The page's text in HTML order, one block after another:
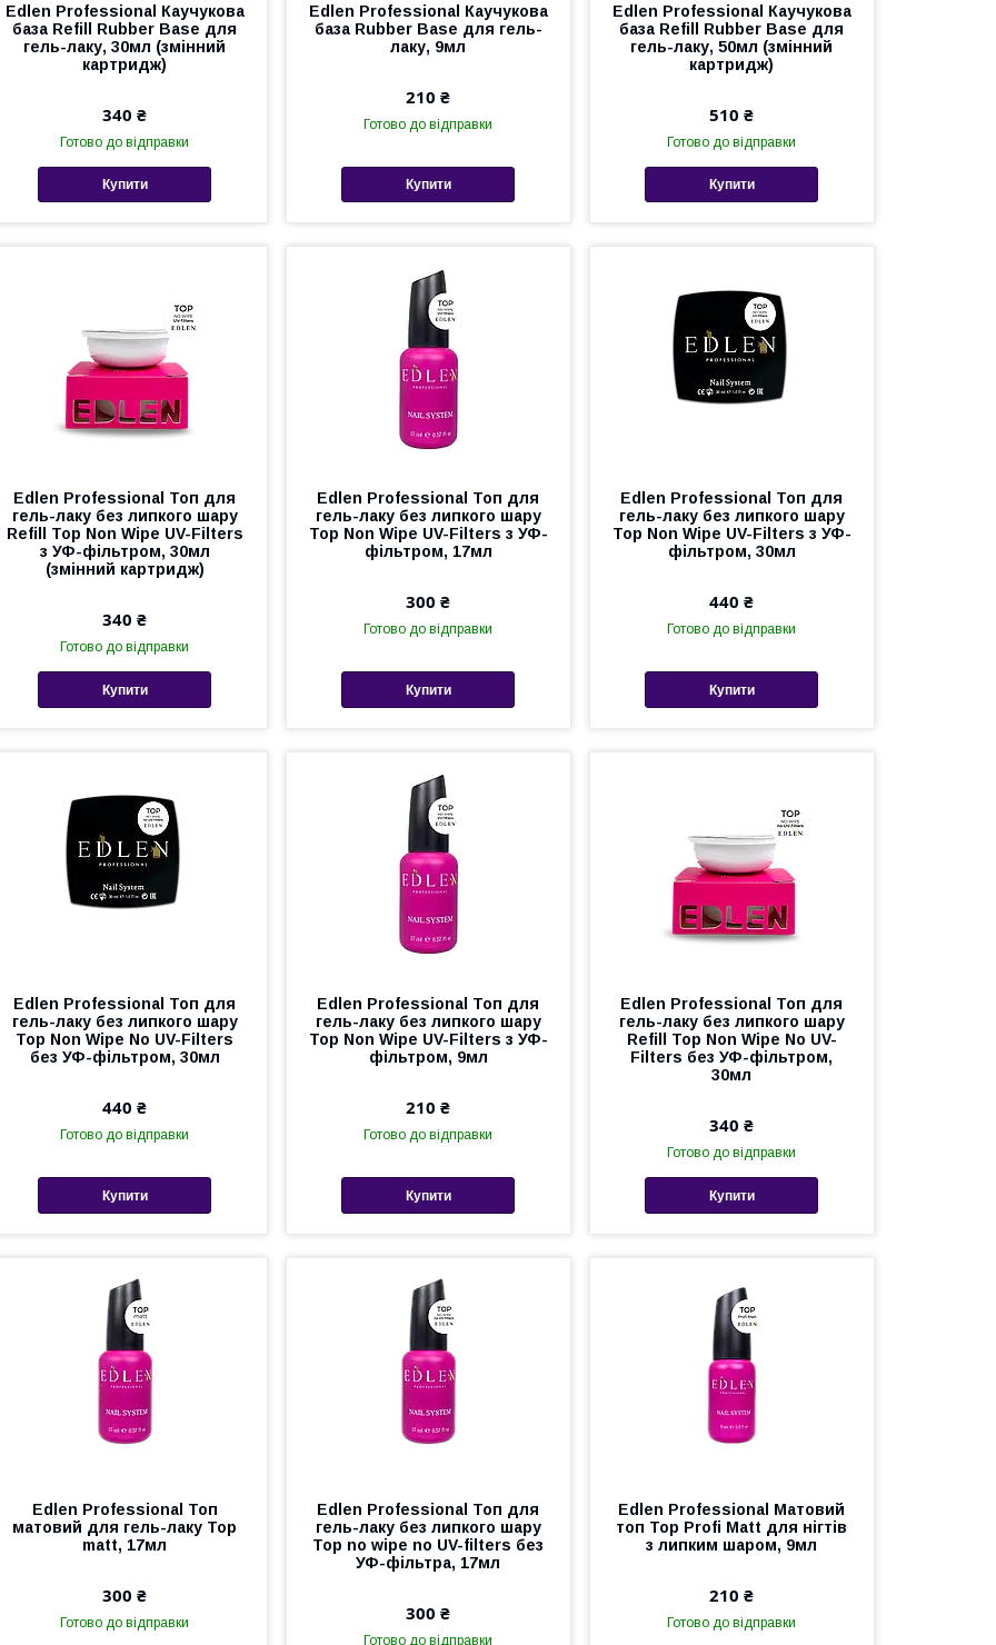
Edlen Professional Каучукова
база Refill Rubber Base для
гель-лаку, 30мл (змінний
картридж)
340 ₴
Готово до відправки
Купити
Edlen Professional Каучукова
база Rubber Base для гель-
лаку, 9мл
210 ₴
Готово до відправки
Купити
Edlen Professional Каучукова
база Refill Rubber Base для
гель-лаку, 50мл (змінний
картридж)
510 ₴
Готово до відправки
Купити
Edlen Professional Топ для
гель-лаку без липкого шару
Refill Top Non Wipe UV-Filters
з УФ-фільтром, 30мл
(змінний картридж)
340 ₴
Готово до відправки
Купити
Edlen Professional Топ для
гель-лаку без липкого шару
Top Non Wipe UV-Filters з УФ-
фільтром, 17мл
300 ₴
Готово до відправки
Купити
Edlen Professional Топ для
гель-лаку без липкого шару
Top Non Wipe UV-Filters з УФ-
фільтром, 30мл
440 ₴
Готово до відправки
Купити
Edlen Professional Топ для
гель-лаку без липкого шару
Top Non Wipe No UV-Filters
без УФ-фільтром, 30мл
440 ₴
Готово до відправки
Купити
Edlen Professional Топ для
гель-лаку без липкого шару
Top Non Wipe UV-Filters з УФ-
фільтром, 9мл
210 ₴
Готово до відправки
Купити
Edlen Professional Топ для
гель-лаку без липкого шару
Refill Top Non Wipe No UV-
Filters без УФ-фільтром,
30мл
340 ₴
Готово до відправки
Купити
Edlen Professional Топ
матовий для гель-лаку Top
matt, 17мл
300 ₴
Готово до відправки
Edlen Professional Топ для
гель-лаку без липкого шару
Top no wipe no UV-filters без
УФ-фільтра, 17мл
300 ₴
Готово до відправки
Edlen Professional Матовий
топ Top Profi Matt для нігтів
з липким шаром, 9мл
210 ₴
Готово до відправки